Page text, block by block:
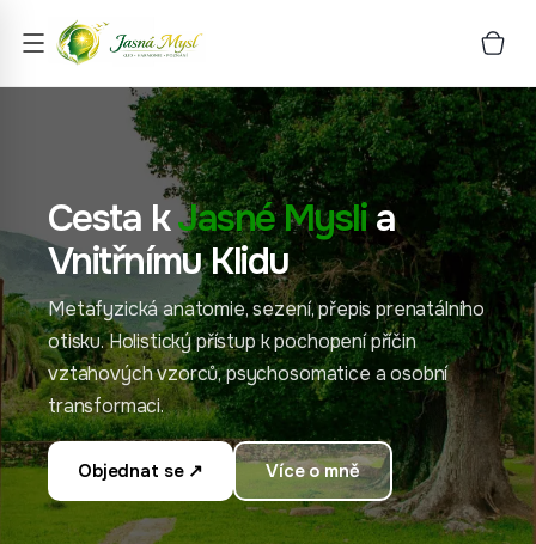
Cesta kJasné Myslia
Vnitřnímu Klidu
Metafyzická anatomie, sezení, přepis prenatálního
otisku. Holistický přístup k pochopení příčin
vztahových vzorců, psychosomatice a osobní
transformaci.
Objednat se ↗ Více o mně